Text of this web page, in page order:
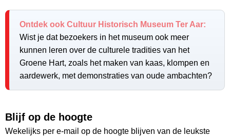
Ontdek ook Cultuur Historisch Museum Ter Aar:
Wist je dat bezoekers in het museum ook meer
kunnen leren over de culturele tradities van het
Groene Hart, zoals het maken van kaas, klompen en
aardewerk, met demonstraties van oude ambachten?
Blijf op de hoogte
Wekelijks per e-mail op de hoogte blijven van de leukste